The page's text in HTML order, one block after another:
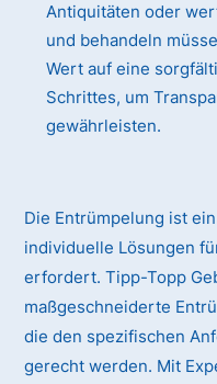
Antiquitäten oder
und behandeln
Wert auf eine
Schrittes, um
gewährleisten.
Die Entrümpelung ist
individuelle Lösungen
erfordert. Tipp-Topp
maßgeschneiderte
die den spezifischen
gerecht werden. Mit